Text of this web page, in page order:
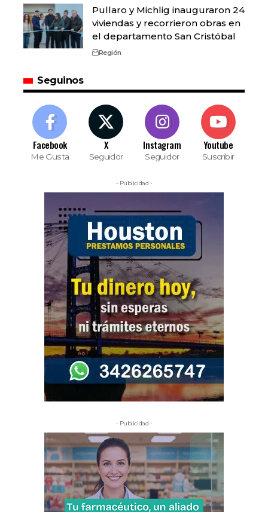
Pullaro y Michlig inauguraron 24
viviendas y recorrieron obras en
el departamento San Cristóbal
Región
Seguinos
Facebook
Me Gusta
X
Seguidor
Instagram
Seguidor
Youtube
Suscribir
- Publicidad -
- Publicidad -